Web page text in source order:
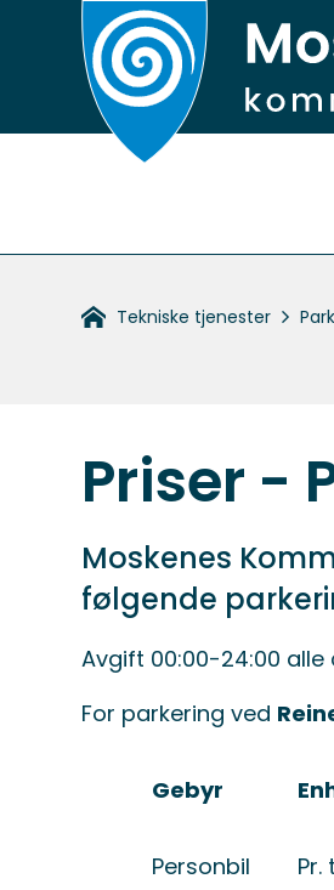
Du Tekniske tjenester
Priser -
Moskenes
følgende
Avgift 00:00-24:00 alle
For parkering ved
Gebyr
Personbil Pr.